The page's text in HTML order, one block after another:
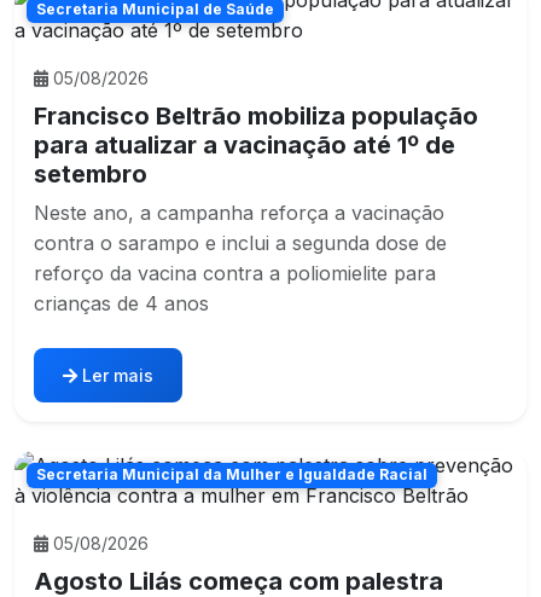
Secretaria Municipal de Saúde
05/08/2026
Francisco Beltrão mobiliza população
para atualizar a vacinação até 1º de
setembro
Neste ano, a campanha reforça a vacinação
contra o sarampo e inclui a segunda dose de
reforço da vacina contra a poliomielite para
crianças de 4 anos
Ler mais
Secretaria Municipal da Mulher e Igualdade Racial
05/08/2026
Agosto Lilás começa com palestra